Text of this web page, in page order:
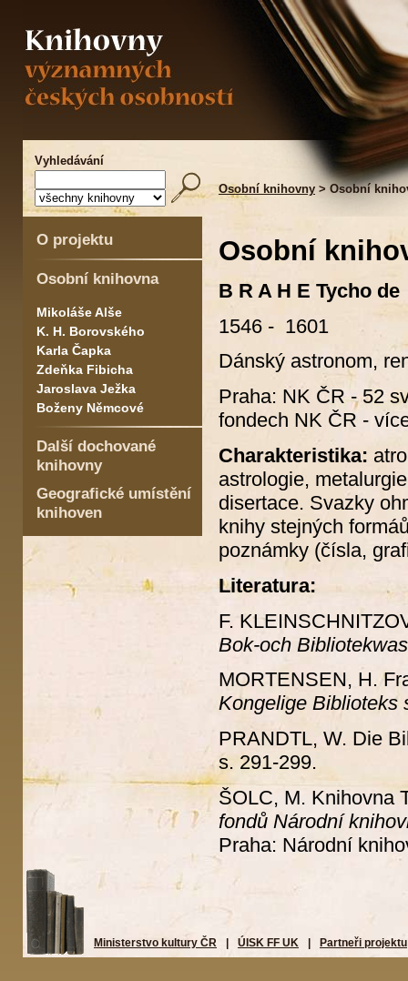
Vyhledávání
Osobní knihovny > Osobní
O projektu
Osobní knihovna
Mikoláše Alše
K. H. Borovského
Karla Čapka
Zdeňka Fibicha
Jaroslava Ježka
Boženy Němcové
Další dochované
knihovny
Geografické umístění
knihoven
Osobní
B R A H E Tycho de
1546 - 1601
Dánský astronom,
Praha: NK ČR - 52
fondech NK ČR -
Charakteristika:
astrologie,
disertace. Svazky
knihy stejných
poznámky (čísla,
Literatura:
F.
Bok-och
MORTENSEN, H.
Kongelige Biblioteks
PRANDTL, W. Die
s. 291-299.
ŠOLC, M. Knihovna
fondů Národní
Praha: Národní
Ministerstvo kultury ČR ÚISK FF UK Partneři projektu